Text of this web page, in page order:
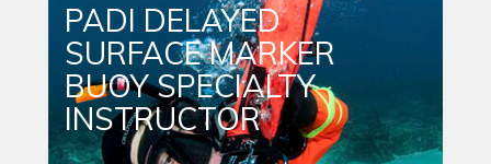
PADI DELAYED
SURFACE MARKER
BUOY SPECIALTY
INSTRUCTOR